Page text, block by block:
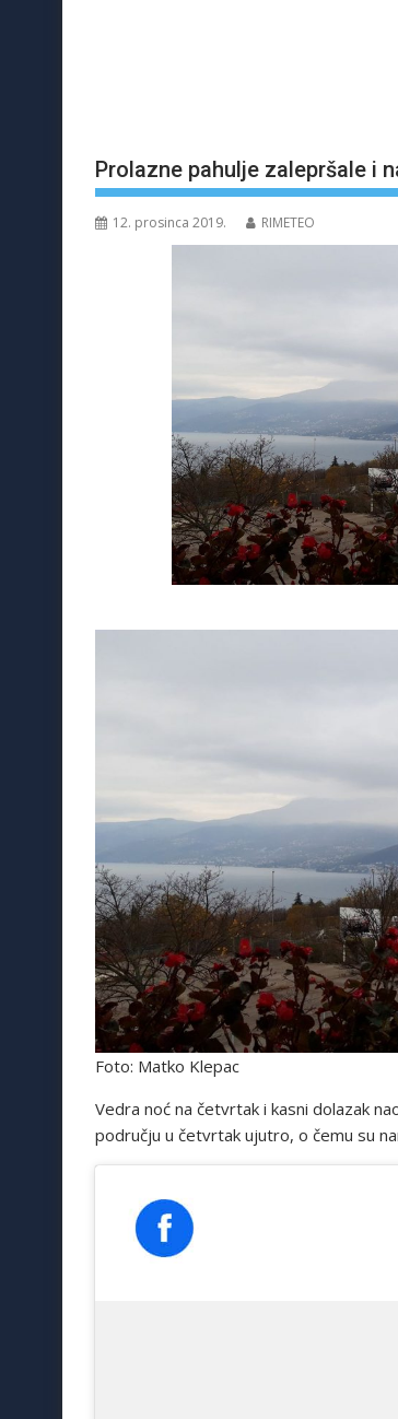
Prolazne pahulje zalepršale i
12. prosinca 2019. RIMETEO
Foto: Matko Klepac
Vedra noć na četvrtak i kasni dolazak
području u četvrtak ujutro, o čemu su